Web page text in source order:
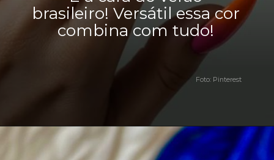
brasileiro! Versátil essa cor
combina com tudo!
Foto: Pinterest